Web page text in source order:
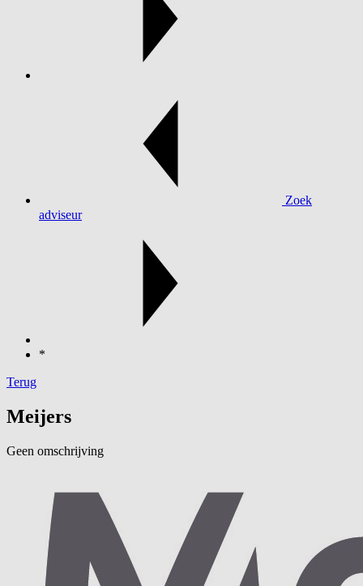
Zoek
adviseur
*
Terug
Meijers
Geen omschrijving